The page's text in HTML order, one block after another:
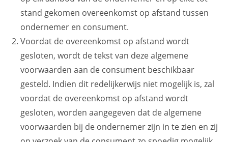
stand gekomen overeenkomst op afstand tussen
ondernemer en consument.
Voordat de overeenkomst op afstand wordt
gesloten, wordt de tekst van deze algemene
voorwaarden aan de consument beschikbaar
gesteld. Indien dit redelijkerwijs niet mogelijk is, zal
voordat de overeenkomst op afstand wordt
gesloten, worden aangegeven dat de algemene
voorwaarden bij de ondernemer zijn in te zien en zij